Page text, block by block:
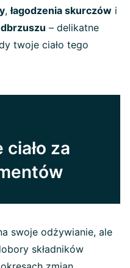
,łagodzenia skurczów i
– delikatne
twoje ciało tego
ciało za
swoje odżywianie, ale
składników